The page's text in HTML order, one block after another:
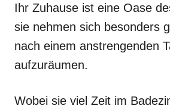
Ihr Zuhause ist eine Oase
sie nehmen sich besonders
nach einem anstrengenden
aufzuräumen.
Wobei sie viel Zeit im